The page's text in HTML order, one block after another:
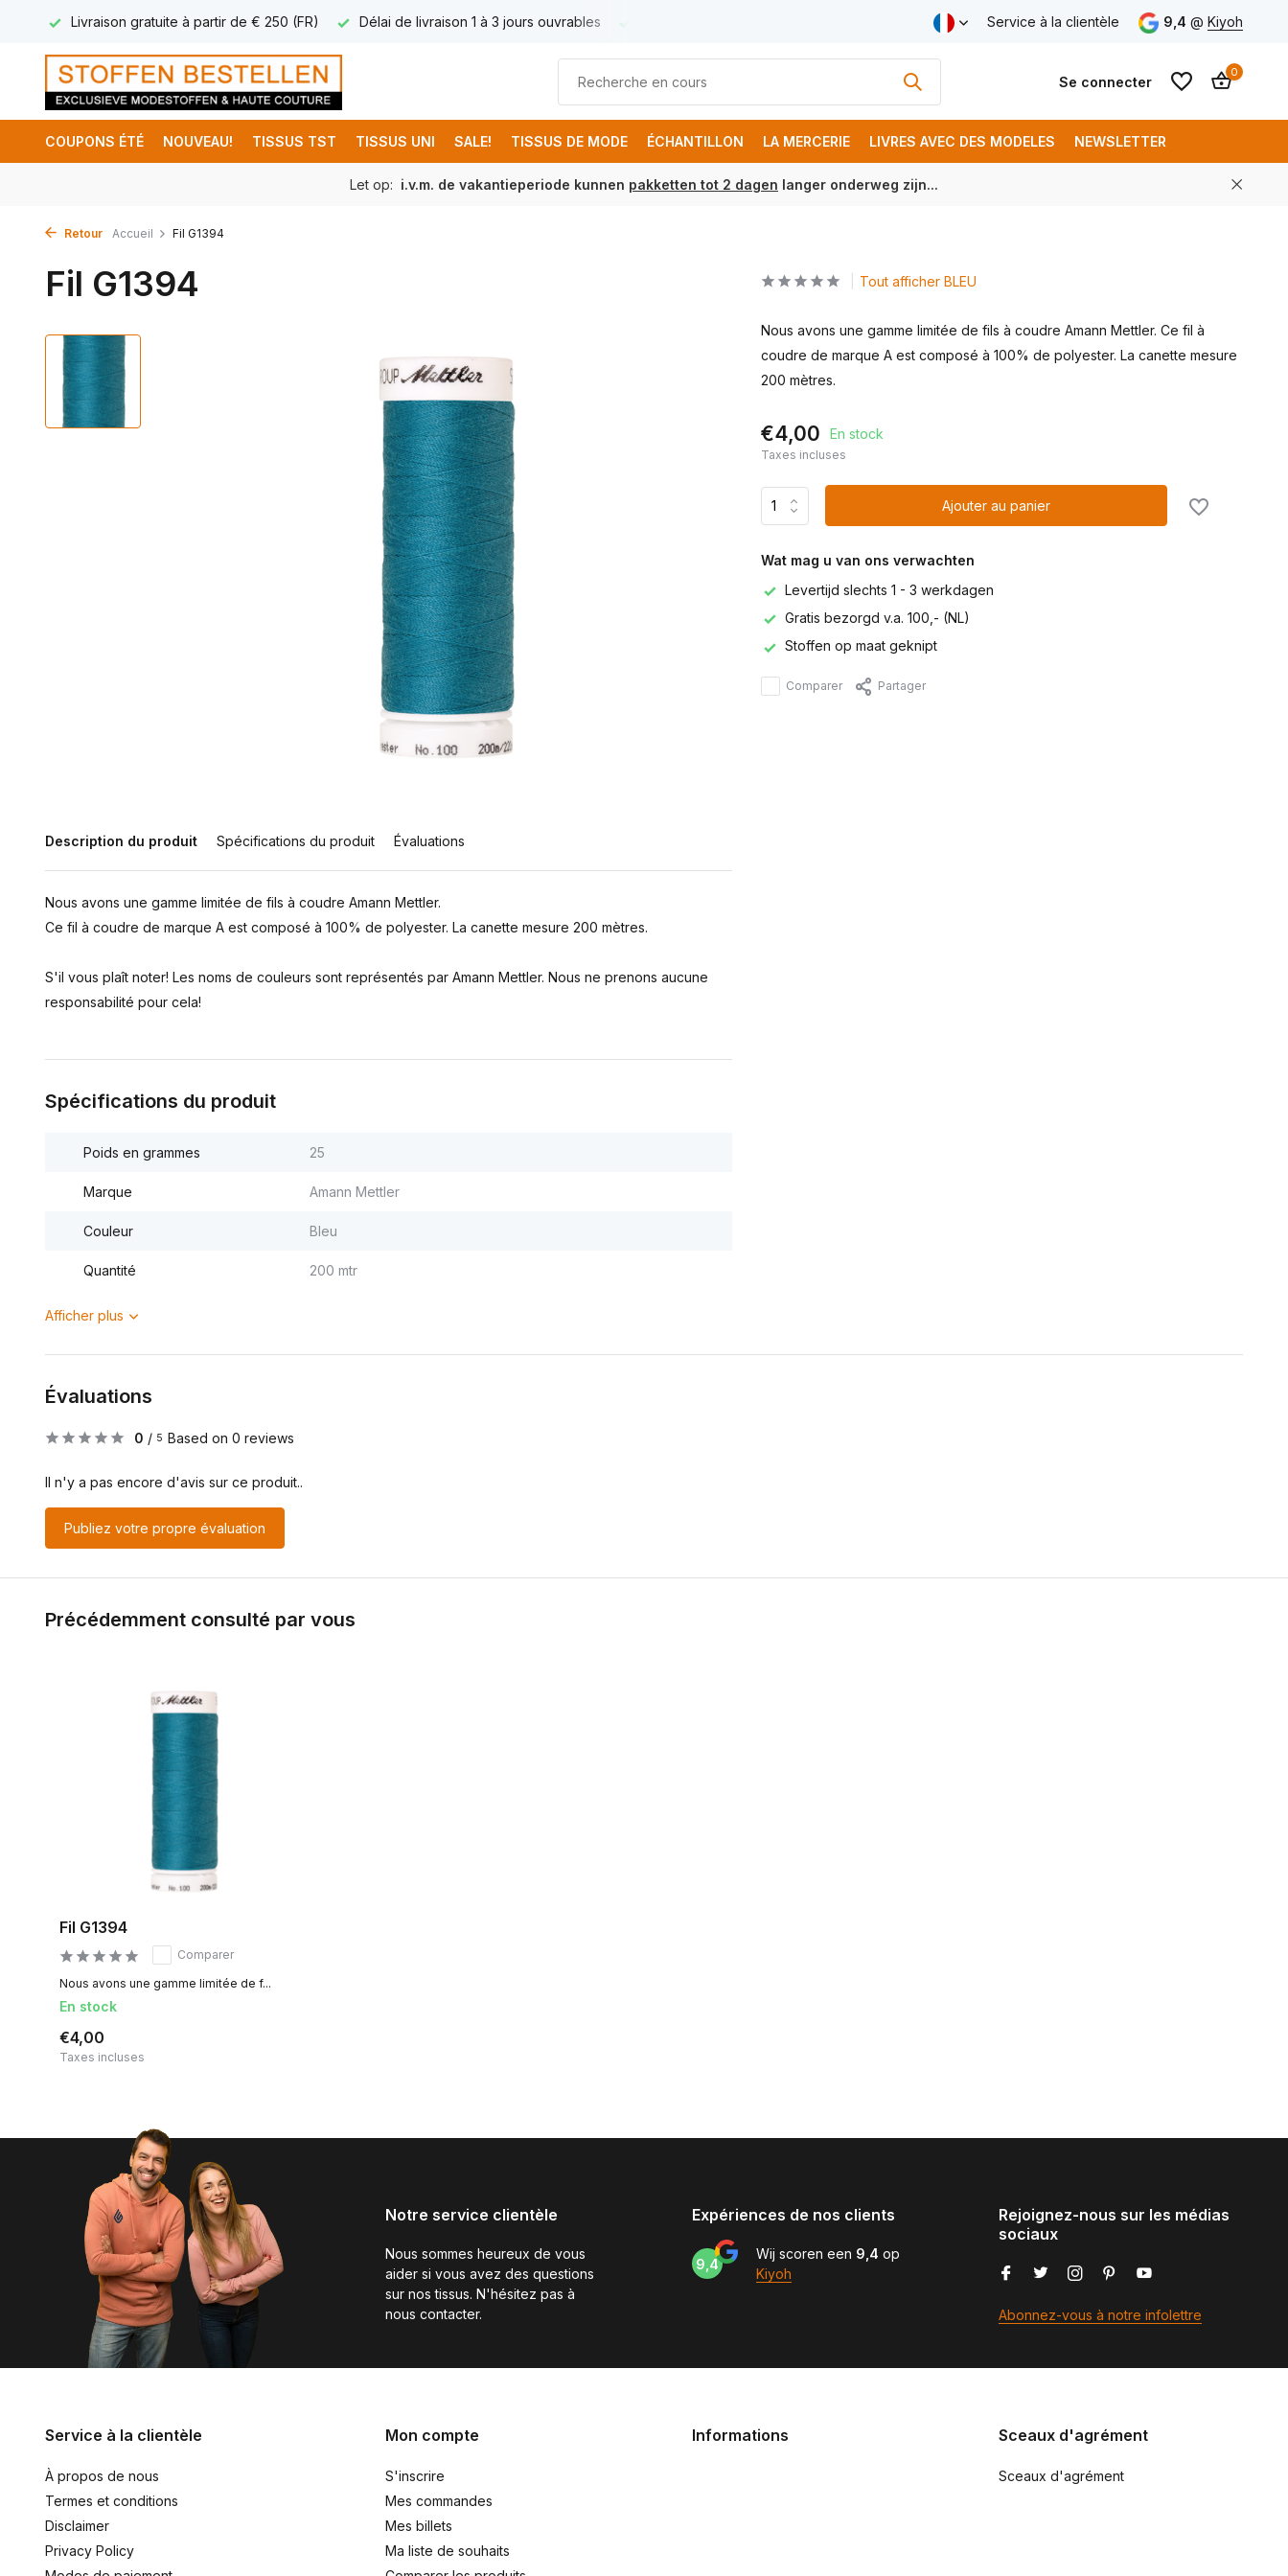
Livraison gratuite à partir de € 250 (FR) Délai de livraison 1 à 3 jours ouvrables Livraison gratuite à partir de € 250 (FR)
Service à la clientèle 9,4 @ Kiyoh
Se connecter
0
COUPONS ÉTÉ NOUVEAU! TISSUS TST TISSUS UNI SALE! TISSUS DE MODE ÉCHANTILLON LA MERCERIE LIVRES AVEC DES MODELES NEWSLETTER
Let op: i.v.m. de vakantieperiode kunnen pakketten tot 2 dagen langer onderweg zijn...
Retour Accueil Fil G1394
Fil G1394
Description du produit Spécifications du produit Évaluations
Nous avons une gamme limitée de fils à coudre Amann Mettler.
Ce fil à coudre de marque A est composé à 100% de polyester. La canette mesure 200 mètres.
S'il vous plaît noter! Les noms de couleurs sont représentés par Amann Mettler. Nous ne prenons aucune
responsabilité pour cela!
Spécifications du produit
Poids en grammes 25
Marque Amann Mettler
Couleur Bleu
Quantité 200 mtr
Afficher plus
Tout afficher BLEU
Nous avons une gamme limitée de fils à coudre Amann Mettler. Ce fil à
coudre de marque A est composé à 100% de polyester. La canette mesure
200 mètres.
€4,00 En stock
Taxes incluses
Ajouter au panier
Wat mag u van ons verwachten
Levertijd slechts 1 - 3 werkdagen
Gratis bezorgd v.a. 100,- (NL)
Stoffen op maat geknipt
Comparer Partager
Évaluations
0 / 5 Based on 0 reviews
Il n'y a pas encore d'avis sur ce produit..
Publiez votre propre évaluation
Précédemment consulté par vous
Fil G1394
Comparer
Nous avons une gamme limitée de f...
En stock
€4,00
Taxes incluses
Notre service clientèle
Nous sommes heureux de vous
aider si vous avez des questions
sur nos tissus. N'hésitez pas à
nous contacter.
Expériences de nos clients
9,4
Wij scoren een 9,4 op
Kiyoh
Rejoignez-nous sur les médias
sociaux
Abonnez-vous à notre infolettre
Service à la clientèle
À propos de nous
Termes et conditions
Disclaimer
Privacy Policy
Mon compte
S'inscrire
Mes commandes
Mes billets
Ma liste de souhaits
Informations Sceaux d'agrément
Sceaux d'agrément